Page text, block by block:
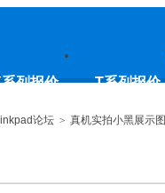
列报价 T系列报价
论坛 > 真机实拍小黑展示图